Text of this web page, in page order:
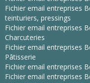
Fichier email entreprises
teinturiers, pressings
Fichier email entreprises
Charcuteries
Fichier email entreprises
Pâtisserie
Fichier email entreprises
Fichier email entreprises